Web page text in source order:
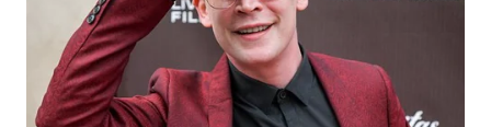
SERDANG
WN
TEBING
TINGGI